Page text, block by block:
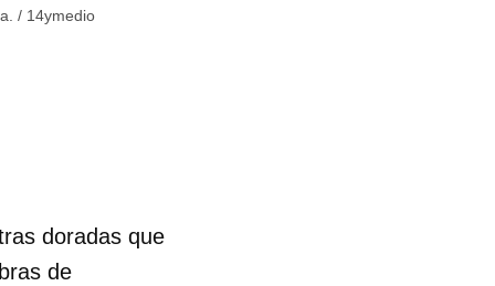
/ 14ymedio
doradas que
de